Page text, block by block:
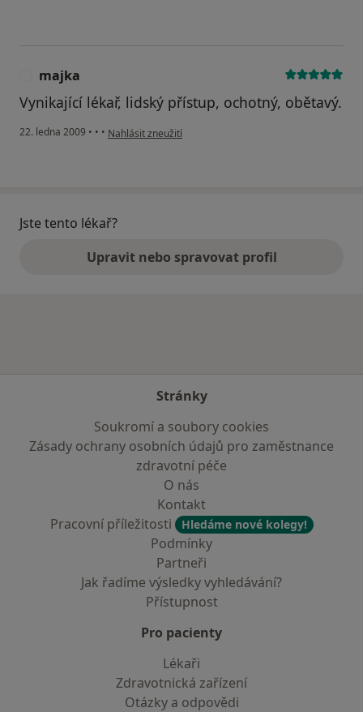
majka
Vynikající lékař, lidský přístup, ochotný, obětavý.
22. ledna 2009 • • • podle názoru uživatele majka
Nahlásit zneužití
Jste tento lékař?
Upravit nebo spravovat profil
Stránky
Soukromí a soubory cookies
Zásady ochrany osobních údajů pro zaměstnance
zdravotní péče
O nás
Kontakt
Pracovní příležitosti
Hledáme nové kolegy!
Podmínky
Partneři
Jak řadíme výsledky vyhledávání?
Přístupnost
Pro pacienty
Lékaři
Zdravotnická zařízení
Otázky a odpovědi